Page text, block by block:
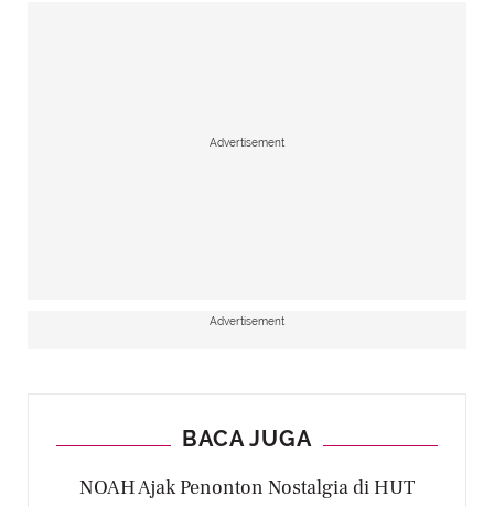
Advertisement
Advertisement
BACA JUGA
NOAH Ajak Penonton Nostalgia di HUT